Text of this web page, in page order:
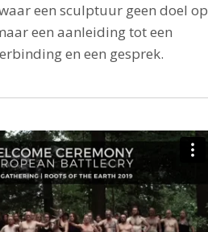
een sculptuur geen doel op
een aanleiding tot een
en een gesprek.